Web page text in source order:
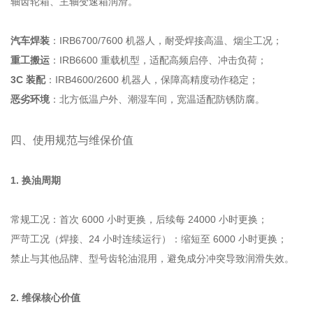
汽车焊装 ：IRB6700/7600 机器人，耐受焊接高温、烟尘工况；
重工搬运 ：IRB6600 重载机型，适配高频启停、冲击负荷；
3C 装配：IRB4600/2600 机器人，保障高精度动作稳定；
恶劣环境 ：北方低温户外、潮湿车间，宽温适配防锈防腐。
四、使用规范与维保价值
1. 换油周期
常规工况：首次 6000 小时更换，后续每 24000 小时更换；
严苛工况（焊接、24 小时连续运行）：缩短至 6000 小时更换；
禁止与其他品牌、型号齿轮油混用，避免成分冲突导致润滑失效。
2. 维保核心价值